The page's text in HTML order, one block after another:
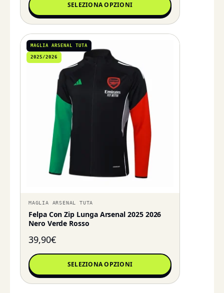
SELEZIONA OPZIONI
MAGLIA ARSENAL TUTA
2025/2026
MAGLIA ARSENAL TUTA
Felpa Con Zip Lunga Arsenal 2025 2026
Nero Verde Rosso
39,90€
SELEZIONA OPZIONI